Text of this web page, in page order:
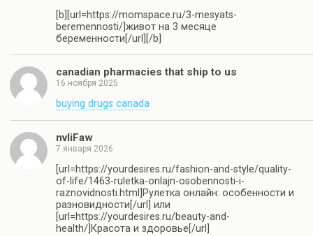
[b][url=https://momspace.ru/3-mesyats-
beremennosti/]живот на 3 месяце
беременности[/url][/b]
canadian pharmacies that ship to us
16 ноября 2025
buying drugs canada
nvliFaw
7 января 2026
[url=https://yourdesires.ru/fashion-and-style/quality-
of-life/1463-ruletka-onlajn-osobennosti-i-
raznovidnosti.html]Рулетка онлайн: особенности и
разновидности[/url] или
[url=https://yourdesires.ru/beauty-and-
health/]Красота и здоровье[/url]